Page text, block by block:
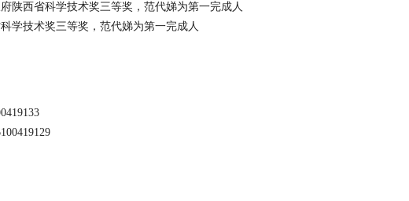
陕西省科学技术奖三等奖，范代娣为第一完成人
学技术奖三等奖，范代娣为第一完成人
3
9